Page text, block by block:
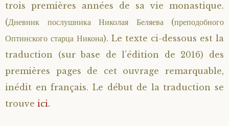
trois premières années de sa vie monastique.
(Дневник послушника Николая Беляева (преподобного
Оптинского старца Никона). Le texte ci-dessous est la
traduction (sur base de l’édition de 2016) des
premières pages de cet ouvrage remarquable,
inédit en français. Le début de la traduction se
trouve ici.